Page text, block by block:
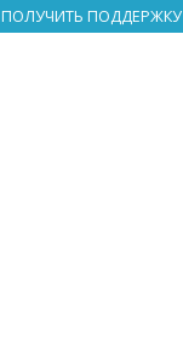
ПОЛУЧИТЬ ПОДДЕРЖКУ